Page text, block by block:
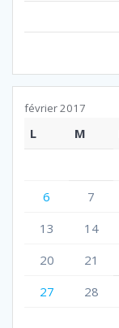
février 2017
L M
6
7
13
14
20
21
27
28